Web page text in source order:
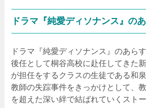
ドラマ『純愛ディソナンス』の
ドラマ『純愛ディソナンス』のあら
後任として桐谷高校に赴任してきた
が担任をするクラスの生徒である和
教師の失踪事件をきっかけとして、
を超えた深い絆で結ばれていくストー